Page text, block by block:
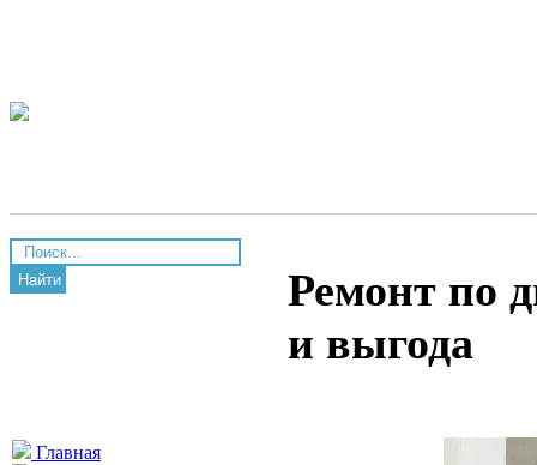
Найти
Главная
Ремонт по
и выгода